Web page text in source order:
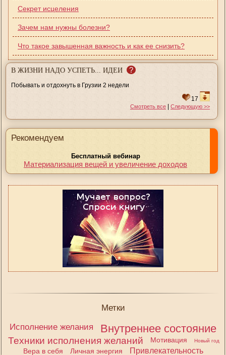
Секрет исцеления
Зачем нам нужны болезни?
Что такое завышенная важность и как ее снизить?
В ЖИЗНИ НАДО УСПЕТЬ... ИДЕИ ?
Побывать и отдохнуть в Грузии 2 недели
17
Смотреть все | Следующую >>
Рекомендуем
Бесплатный вебинар
Материализация вещей и увеличение доходов
Метки
Исполнение желания
Внутреннее состояние
Техники исполнения желаний Мотивация Новый год
Вера в себя Личная энергия Привлекательность